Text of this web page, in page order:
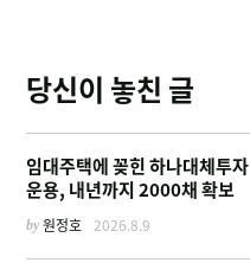
당신이 놓친 글
임대주택에 꽂힌 하나대체투자
운용, 내년까지 2000채 확보
by원정호 2026.8.9